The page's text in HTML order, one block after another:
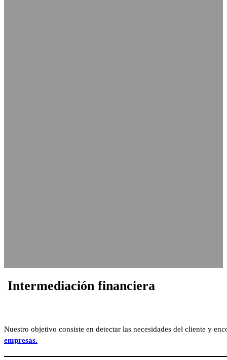
Intermediación financiera
Nuestro objetivo consiste en detectar las necesidades del cliente y
empresas.